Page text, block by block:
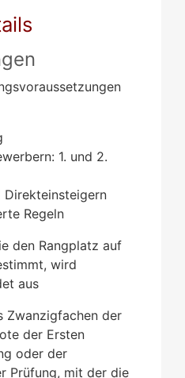
1. und 2.
Direkteinsteigern
Regeln
den Rangplatz auf
wird
aus
Zwanzigfachen der
der Ersten
oder der
Prüfung, mit der die